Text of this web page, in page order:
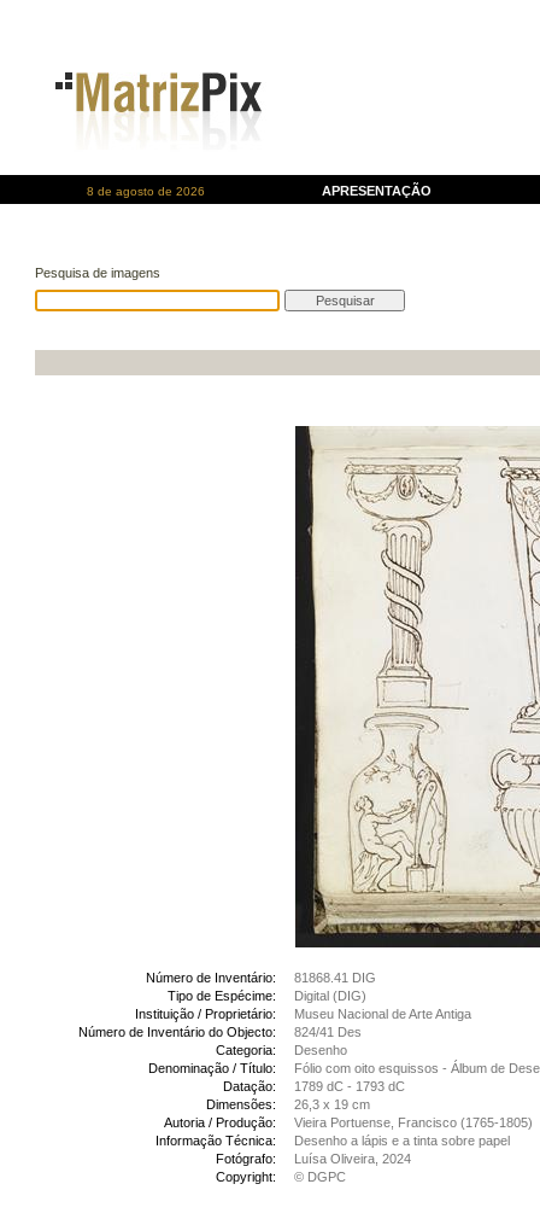
8 de agosto de 2026 APRESENTAÇÃO
Pesquisa de imagens
Número de Inventário:
81868.41 DIG
Tipo de Espécime:
Digital (DIG)
Instituição / Proprietário:
Museu Nacional de Arte Antiga
Número de Inventário do Objecto:
824/41 Des
Categoria:
Desenho
Denominação / Título:
Fólio com oito esquissos - Álbum de
Datação:
1789 dC - 1793 dC
Dimensões:
26,3 x 19 cm
Autoria / Produção:
Vieira Portuense, Francisco (1765-1805)
Informação Técnica:
Desenho a lápis e a tinta sobre papel
Fotógrafo:
Luísa Oliveira, 2024
Copyright:
© DGPC